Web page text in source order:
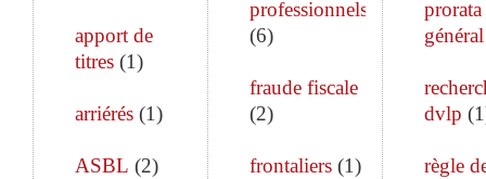
apport de
titres (1)
arriérés (1)
ASBL (2)
professionnels
(6)
fraude fiscale
(2)
frontaliers(1)
prorata
général
dvlp (1
règle